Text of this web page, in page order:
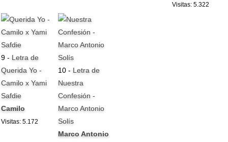
Visitas: 5.322
9 - Letra de
Querida Yo -
Camilo x Yami
Safdie
Camilo
Visitas: 5.172
10 - Letra de
Nuestra
Confesión -
Marco Antonio
Solís
Marco Antonio